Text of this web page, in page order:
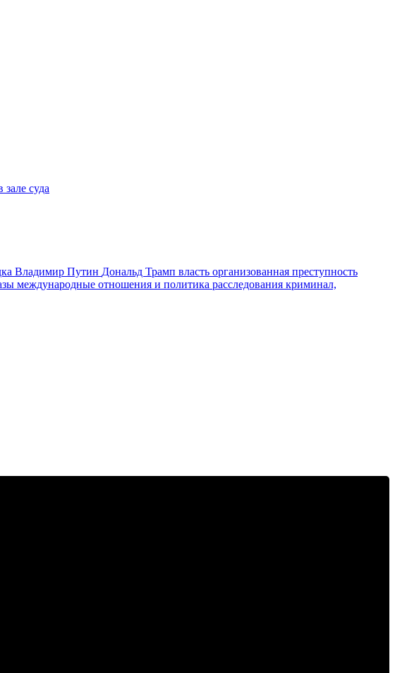
суда
Владимир Путин Дональд Трамп власть организованная преступность
международные отношения и политика расследования криминал,